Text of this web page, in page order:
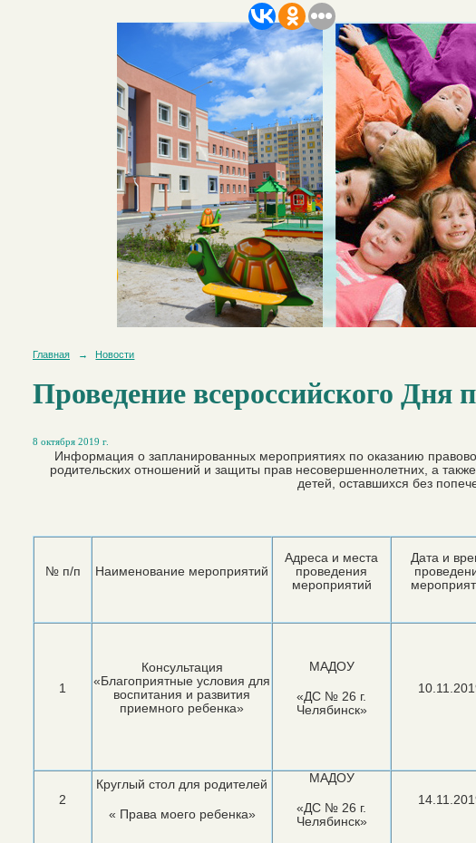
Главная → Новости
Проведение всероссийского
8 октября 2019 г.
Информация о запланированных мероприятиях по оказанию
родительских отношений и защиты прав несовершеннолетних, а
детей, оставшихся без
№ п/п Наименование мероприятий
Адреса и места
проведения
мероприятий
Дата и
1
Консультация
«Благоприятные условия для
воспитания и развития
приемного ребенка»
МАДОУ
«ДС № 26 г.
Челябинск»
2
Круглый стол для родителей
« Права моего ребенка»
МАДОУ
«ДС № 26 г.
Челябинск»